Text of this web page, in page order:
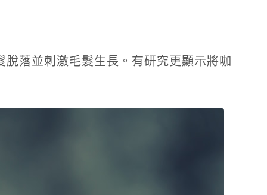
落並刺激毛髮生長。有研究更顯示將咖